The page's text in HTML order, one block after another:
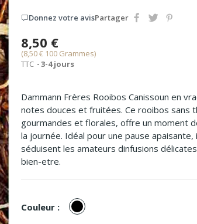
Donnez votre avisPartager
8,50 €
(8,50 € 100 Grammes)
TTC
3-4 jours
Dammann Frères Rooibos Canissoun en
notes douces et fruitées. Ce rooibos sans
gourmandes et florales, offre un moment
la journée. Idéal pour une pause
séduisent les amateurs dinfusions
bien-etre.
Couleur : Sans
théine